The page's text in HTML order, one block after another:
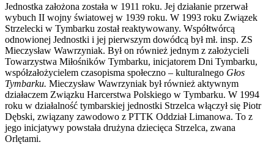
Jednostka założona została w 1911 roku. Jej działanie przerwał
wybuch II wojny światowej w 1939 roku. W 1993 roku Związek
Strzelecki w Tymbarku został reaktywowany. Współtwórcą
odnowionej Jednostki i jej pierwszym dowódcą był mł. insp. ZS
Mieczysław Wawrzyniak. Był on również jednym z założycieli
Towarzystwa Miłośników Tymbarku, inicjatorem Dni Tymbarku,
współzałożycielem czasopisma społeczno – kulturalnego Głos
Tymbarku. Mieczysław Wawrzyniak był również aktywnym
działaczem Związku Harcerstwa Polskiego w Tymbarku. W 1994
roku w działalność tymbarskiej jednostki Strzelca włączył się Piotr
Dębski, związany zawodowo z PTTK Oddział Limanowa. To z
jego inicjatywy powstała drużyna dziecięca Strzelca, zwana
Orlętami.